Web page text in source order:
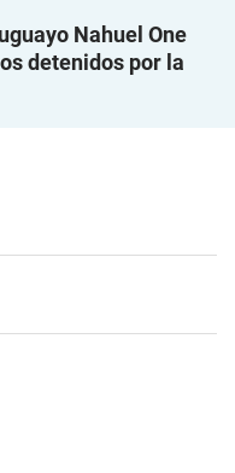
Nahuel One
detenidos por la